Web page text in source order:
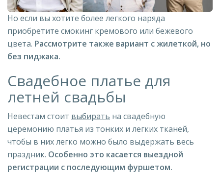
Но если вы хотите более легкого наряда
приобретите смокинг кремового или бежевого
цвета. Рассмотрите также вариант с жилеткой, но
без пиджака.
Свадебное платье для
летней свадьбы
Невестам стоит выбирать на свадебную
церемонию платья из тонких и легких тканей,
чтобы в них легко можно было выдержать весь
праздник. Особенно это касается выездной
регистрации с последующим фуршетом.